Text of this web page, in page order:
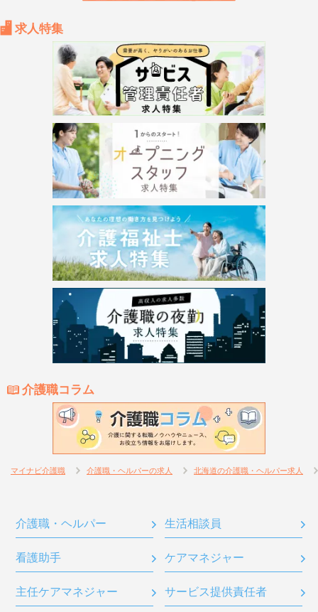
求人特集
介護職コラム
マイナビ介護職 介護職・ヘルパーの求人 北海道の介護職・ヘルパー求人
介護職・ヘルパー 生活相談員
看護助手 ケアマネジャー
主任ケアマネジャー サービス提供責任者